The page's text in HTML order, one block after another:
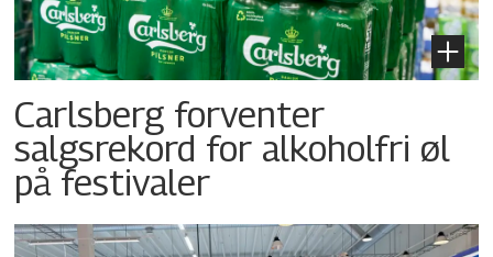
Carlsberg forventer
salgsrekord for alkoholfri øl
på festivaler